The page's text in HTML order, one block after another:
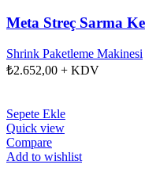
Meta Streç Sarma
Shrink Paketleme Makinesi
₺2.652,00 + KDV
Sepete Ekle
Quick view
Compare
Add to wishlist